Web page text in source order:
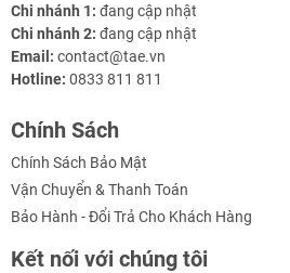
+ Số cực pha: 2P
+ Đặc tính: Đường cong loại
+ Độ bền điện: 6000 lần (
Chi nhánh 1: đang cập nhật
Chi nhánh 2: đang cập nhật
Email: contact@tae.vn
Hotline: 0833 811 811
Chính Sách
Chính Sách Bảo Mật
Vận Chuyển & Thanh Toán
Bảo Hành - Đổi Trả Cho Khách Hàng
Kết nối với chúng tôi